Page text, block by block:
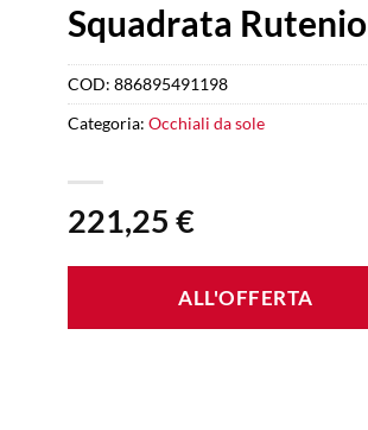
Squadrata Rutenio
221,25 €
ALL'OFFERTA
COD: 886895491198
Categoria: Occhiali da sole